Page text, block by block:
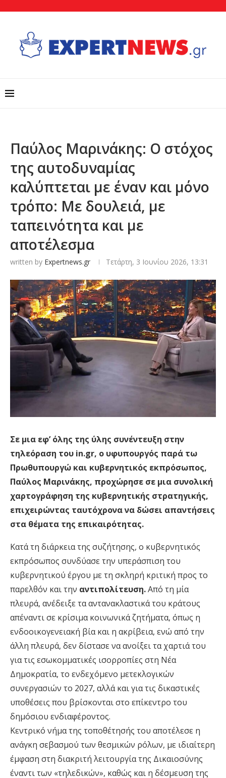
Παύλος Μαρινάκης: Ο στόχος
της αυτοδυναμίας
καλύπτεται με έναν και μόνο
τρόπο: Με δουλειά, με
ταπεινότητα και με
αποτέλεσμα
written by Expertnews.gr Τετάρτη, 3 Ιουνίου 2026, 13:31
Σε μια εφ’ όλης της ύλης συνέντευξη στην
τηλεόραση του in.gr, ο υφυπουργός παρά τω
Πρωθυπουργώ και κυβερνητικός εκπρόσωπος,
Παύλος Μαρινάκης, προχώρησε σε μια συνολική
χαρτογράφηση της κυβερνητικής στρατηγικής,
επιχειρώντας ταυτόχρονα να δώσει απαντήσεις
στα θέματα της επικαιρότητας.
Κατά τη διάρκεια της συζήτησης, ο κυβερνητικός
εκπρόσωπος συνδύασε την υπεράσπιση του
κυβερνητικού έργου με τη σκληρή κριτική προς το
παρελθόν και την αντιπολίτευση.Από τη μία
πλευρά, ανέδειξε τα αντανακλαστικά του κράτους
απέναντι σε κρίσιμα κοινωνικά ζητήματα, όπως η
ενδοοικογενειακή βία και η ακρίβεια, ενώ από την
άλλη πλευρά, δεν δίστασε να ανοίξει τα χαρτιά του
για τις εσωκομματικές ισορροπίες στη Νέα
Δημοκρατία, το ενδεχόμενο μετεκλογικών
συνεργασιών το 2027, αλλά και για τις δικαστικές
υποθέσεις που βρίσκονται στο επίκεντρο του
δημόσιου ενδιαφέροντος.
Κεντρικό νήμα της τοποθέτησής του αποτέλεσε η
ανάγκη σεβασμού των θεσμικών ρόλων, με ιδιαίτερη
έμφαση στη διακριτή λειτουργία της Δικαιοσύνης
έναντι των «τηλεδικών», καθώς και η δέσμευση της